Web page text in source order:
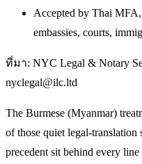
Accepted by Thai
embassies, courts,
ที่มา: NYC Legal & Notary
nyclegal@ilc.ltd
The Burmese (Myanmar)
of those quiet legal-translation
precedent sit behind every